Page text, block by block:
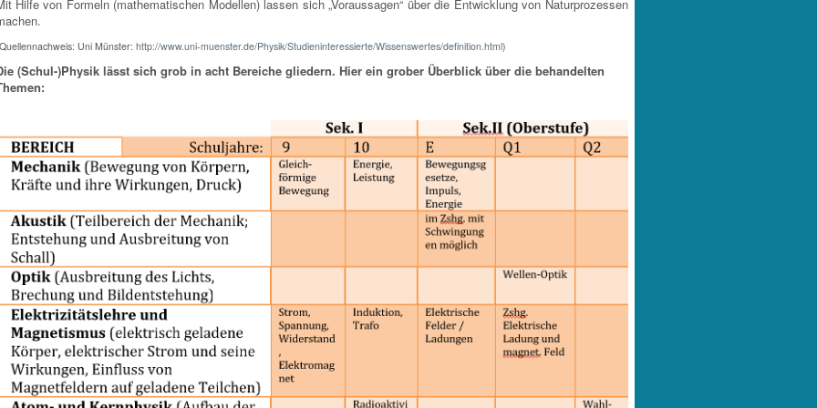
Hilfe von Formeln (mathematischen Modellen) lassen sich „Voraussagen“ über die Entwicklung von Naturprozessen
Uni Münster: http://www.uni-muenster.de/Physik/Studieninteressierte/Wissenswertes/definition.html)
(Schul-)Physik lässt sich grob in acht Bereiche gliedern. Hier ein grober Überblick über die behandelten